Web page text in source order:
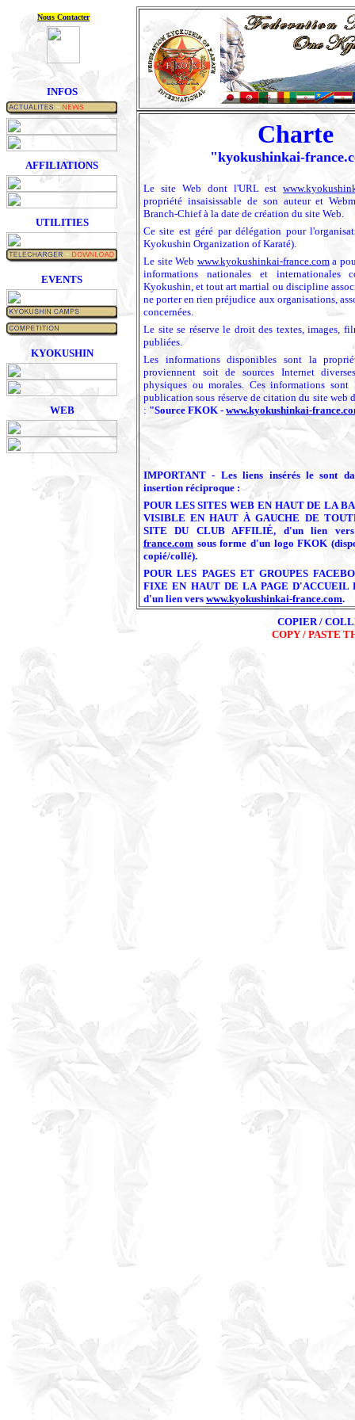
Nous Contacter
INFOS
AFFILIATIONS
UTILITIES
EVENTS
KYOKUSHIN
WEB
Charte
"kyokushinkai-
Le site Web dont l'URL est
propriété insaisissable de son auteur et
Branch-Chief à la date de création du site Web.
Ce site est géré par délégation pour
Kyokushin Organization of Karaté).
Le site Web www.kyokushinkai-france.coma
informations nationales et internationales
Kyokushin, et tout art martial ou discipline
ne porter en rien préjudice aux organisations,
concernées.
Le site se réserve le droit des textes, images,
publiées.
Les informations disponibles sont la
proviennent soit de sources Internet
physiques ou morales. Ces informations
publication sous réserve de citation du site web
: "Source FKOK - www.kyokushinkai-
IMPORTANT - Les liens insérés le sont
insertion réciproque :
POUR LES SITES WEB EN HAUT DE LA
VISIBLE EN HAUT À GAUCHE DE
SITE DU CLUB AFFILIÉ, d'un lien
france.com sous forme d'un logo FKOK
copié/collé).
POUR LES PAGES ET GROUPES
FIXE EN HAUT DE LA PAGE D'ACCUEIL
d'un lien vers www.kyokushinkai-france.com.
COPIER /
COPY / PASTE